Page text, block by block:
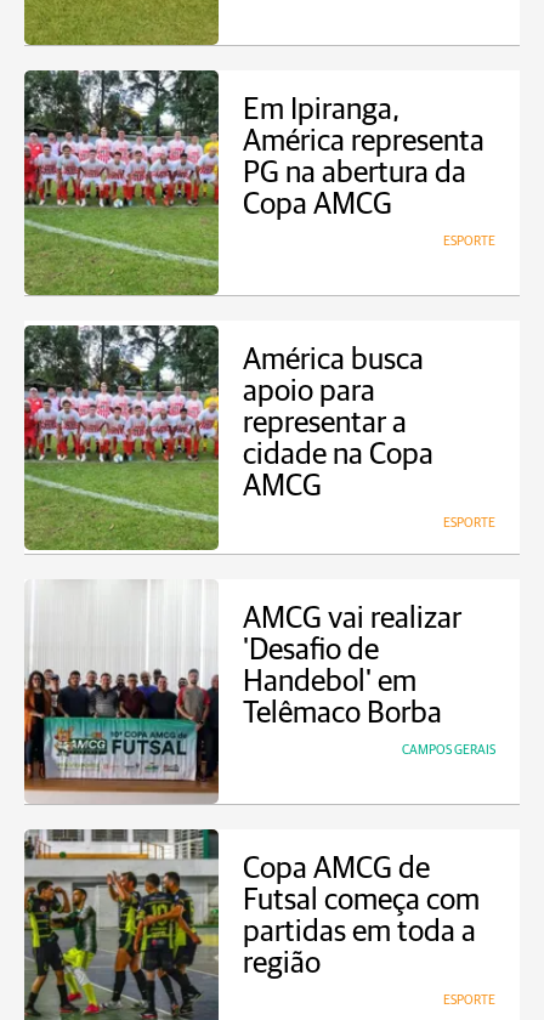
Em Ipiranga,
América representa
PG na abertura da
Copa AMCG
ESPORTE
América busca
apoio para
representar a
cidade na Copa
AMCG
ESPORTE
AMCG vai realizar
'Desafio de
Handebol' em
Telêmaco Borba
CAMPOS GERAIS
Copa AMCG de
Futsal começa com
partidas em toda a
região
ESPORTE